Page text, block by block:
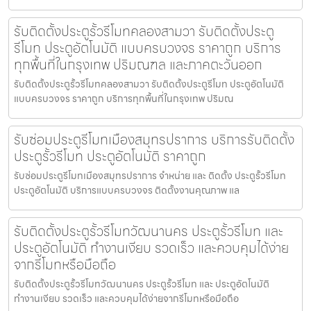
รับติดตั้งประตูรั้วรีโมทคลองสามวา รับติดตั้งประตู
รีโมท ประตูอัตโนมัติ แบบครบวงจร ราคาถูก บริการ
ทุกพื้นที่ในกรุงเทพ ปริมณฑล และภาคตะวันออก
รับติดตั้งประตูรั้วรีโมทคลองสามวา รับติดตั้งประตูรีโมท ประตูอัตโนมัติ
แบบครบวงจร ราคาถูก บริการทุกพื้นที่ในกรุงเทพ ปริมณ
รับซ่อมประตูรีโมทเมืองสมุทรปราการ บริการรับติดตั้ง
ประตูรั้วรีโมท ประตูอัตโนมัติ ราคาถูก
รับซ่อมประตูรีโมทเมืองสมุทรปราการ จำหน่าย และ ติดตั้ง ประตูรั้วรีโมท
ประตูอัตโนมัติ บริการแบบครบวงจร ติดตั้งงานคุณภาพ แล
รับติดตั้งประตูรั้วรีโมทวัฒนานคร ประตูรั้วรีโมท และ
ประตูอัตโนมัติ ทำงานเงียบ รวดเร็ว และควบคุมได้ง่าย
จากรีโมทหรือมือถือ
รับติดตั้งประตูรั้วรีโมทวัฒนานคร ประตูรั้วรีโมท และ ประตูอัตโนมัติ
ทำงานเงียบ รวดเร็ว และควบคุมได้ง่ายจากรีโมทหรือมือถือ